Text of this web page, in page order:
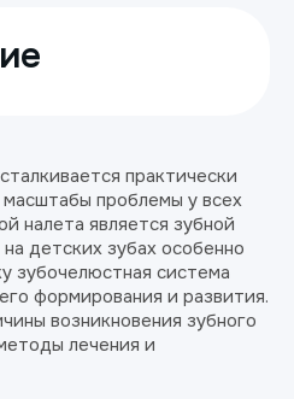
практически
проблемы у всех
налета является зубной
детских зубах особенно
зубочелюстная система
формирования и развития.
возникновения зубного
лечения и